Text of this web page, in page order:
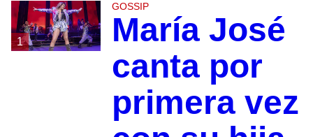
1
GOSSIP
María José
canta por
primera vez